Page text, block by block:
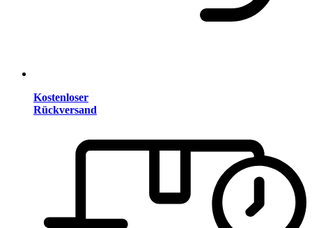
Kostenloser
Rückversand